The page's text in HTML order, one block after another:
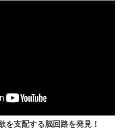
しまう理由を解明！脳が神経回